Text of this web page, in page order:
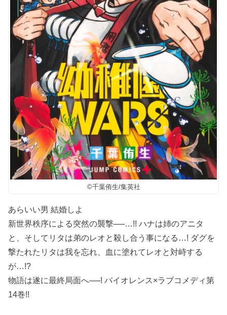
©️千葉侑生/集英社
あらいい男 結婚しよ
新世界秩序による突然の襲撃──…!! ハナは姉のアニタ
と、そしてリタは弟のレオと殺し合う事になる…! ダグを
撃たれたリタは我を忘れ、血に塗れてレオと対峙する
が…!?
物語は遂に最終局面へ──! バイオレンス×ラブコメディ第
14巻!!